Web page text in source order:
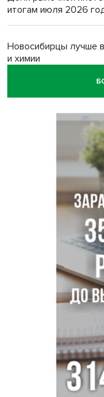
итогам июля 2026
Новосибирцы лучше
и химии